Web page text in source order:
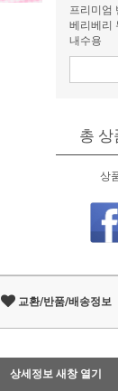
프리미엄
베리베리
내수용
총 상
상
교환/반품/배송정보
상세정보 새창 열기